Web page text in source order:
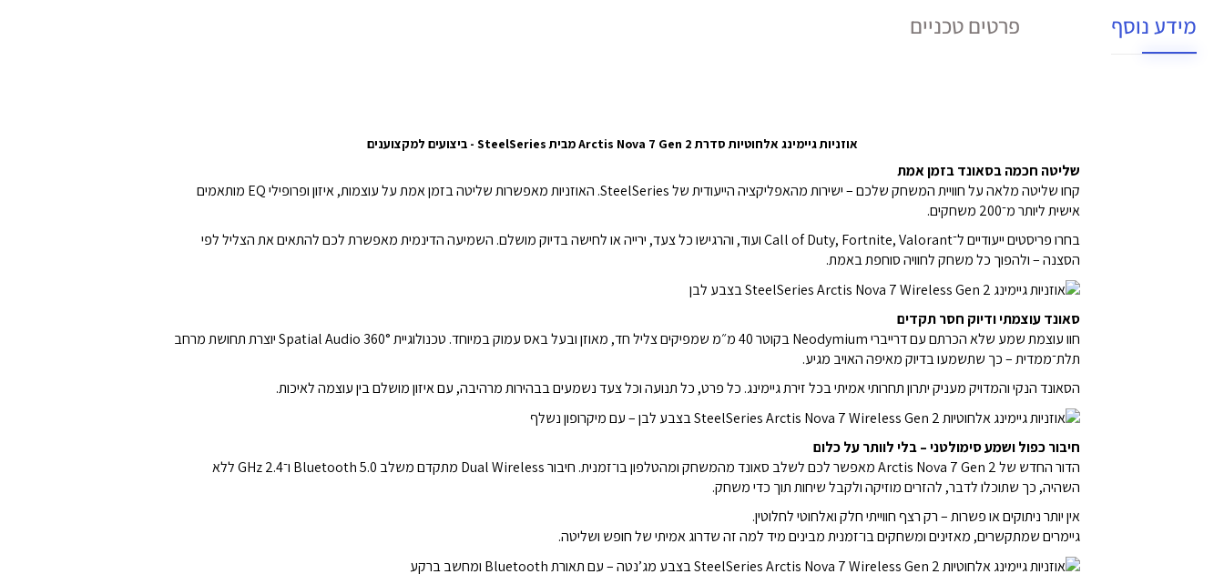
מידע נוסף פרטים טכניים
אוזניות גיימינג אלחוטיות סדרת Arctis Nova 7 Gen 2 מבית SteelSeries - ביצועים למקצוענים
שליטה חכמה בסאונד בזמן אמת
קחו שליטה מלאה על חוויית המשחק שלכם – ישירות מהאפליקציה הייעודית של SteelSeries. האוזניות מאפשרות שליטה בזמן אמת על עוצמות, איזון ופרופילי EQ מותאמים
אישית ליותר מ־200 משחקים.
בחרו פריסטים ייעודיים ל־Call of Duty, Fortnite, Valorant ועוד, והרגישו כל צעד, ירייה או לחישה בדיוק מושלם. השמיעה הדינמית מאפשרת לכם להתאים את הצליל לפי
הסצנה – ולהפוך כל משחק לחוויה סוחפת באמת.
סאונד עוצמתי ודיוק חסר תקדים
חוו עוצמת שמע שלא הכרתם עם דרייברי Neodymium בקוטר 40 מ״מ שמפיקים צליל חד, מאוזן ובעל באס עמוק במיוחד. טכנולוגיית 360° Spatial Audio יוצרת תחושת מרחב
תלת־ממדית – כך שתשמעו בדיוק מאיפה האויב מגיע.
הסאונד הנקי והמדויק מעניק יתרון תחרותי אמיתי בכל זירת גיימינג. כל פרט, כל תנועה וכל צעד נשמעים בבהירות מרהיבה, עם איזון מושלם בין עוצמה לאיכות.
חיבור כפול ושמע סימולטני – בלי לוותר על כלום
הדור החדש של Arctis Nova 7 Gen 2 מאפשר לכם לשלב סאונד מהמשחק ומהטלפון בו־זמנית. חיבור Dual Wireless מתקדם משלב Bluetooth 5.0 ו־2.4 GHz ללא
השהיה, כך שתוכלו לדבר, להזרים מוזיקה ולקבל שיחות תוך כדי משחק.
אין יותר ניתוקים או פשרות – רק רצף חווייתי חלק ואלחוטי לחלוטין.
גיימרים שמתקשרים, מאזינים ומשחקים בו־זמנית מבינים מיד למה זה שדרוג אמיתי של חופש ושליטה.